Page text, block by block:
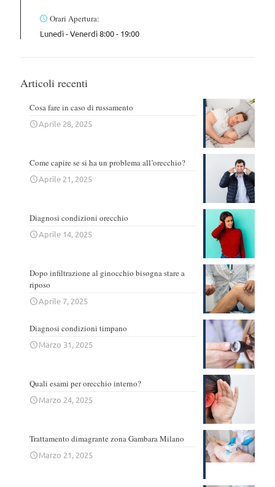
Orari Apertura:
Lunedì - Venerdì 8:00 - 19:00
Articoli recenti
Cosa fare in caso di russamento
Aprile 28, 2025
Come capire se si ha un problema all’orecchio?
Aprile 21, 2025
Diagnosi condizioni orecchio
Aprile 14, 2025
Dopo infiltrazione al ginocchio bisogna stare a
riposo
Aprile 7, 2025
Diagnosi condizioni timpano
Marzo 31, 2025
Quali esami per orecchio interno?
Marzo 24, 2025
Trattamento dimagrante zona Gambara Milano
Marzo 21, 2025